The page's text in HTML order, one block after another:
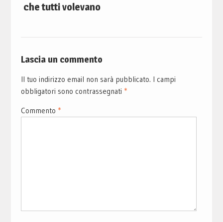
che tutti volevano
Lascia un commento
Il tuo indirizzo email non sarà pubblicato. I campi
obbligatori sono contrassegnati *
Commento *